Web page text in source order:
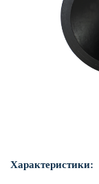
Характеристики: